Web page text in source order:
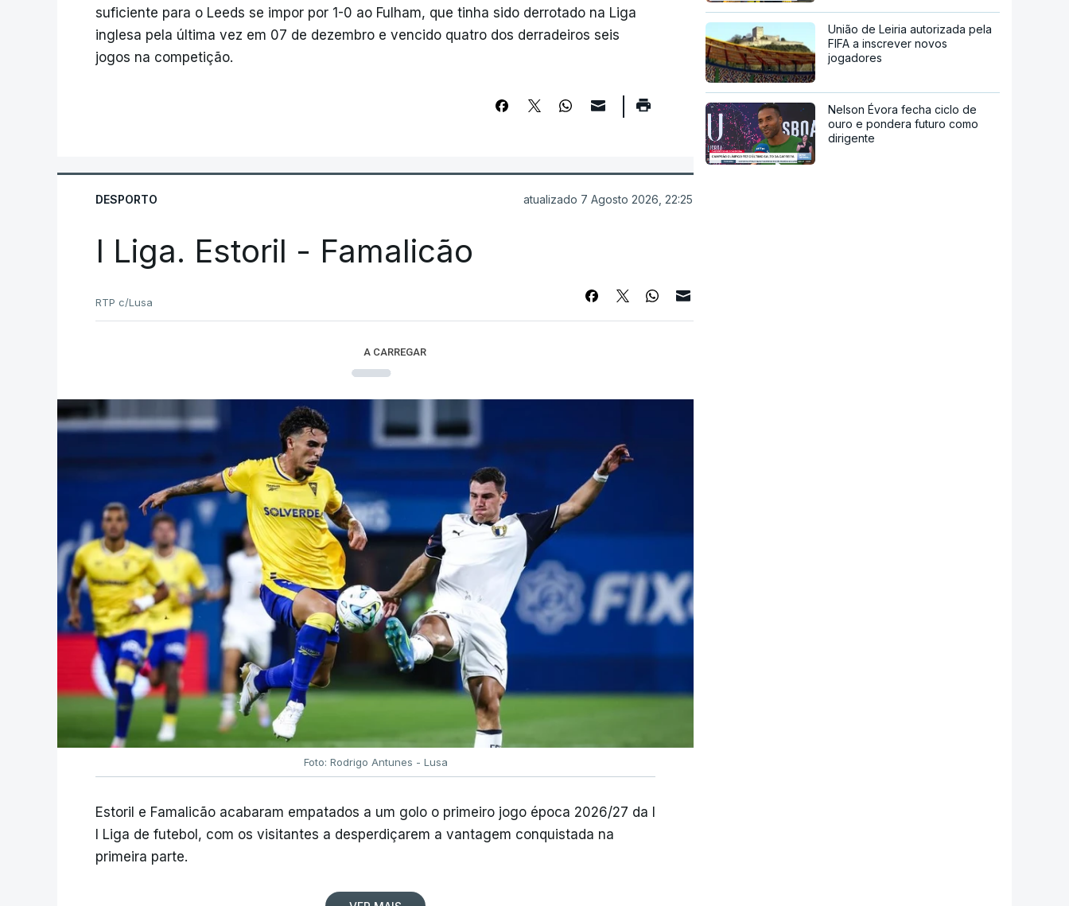
suficiente para o Leeds se impor por 1-0 ao Fulham, que tinha sido derrotado na Liga
inglesa pela última vez em 07 de dezembro e vencido quatro dos derradeiros seis
jogos na competição.
DESPORTO atualizado 7 Agosto 2026, 22:25
I Liga. Estoril - Famalicão
RTP c/Lusa
A CARREGAR
Foto: Rodrigo Antunes - Lusa
Estoril e Famalicão acabaram empatados a um golo o primeiro jogo época 2026/27 da I
I Liga de futebol, com os visitantes a desperdiçarem a vantagem conquistada na
primeira parte.
União de Leiria autorizada pela
FIFA a inscrever novos
jogadores
Nelson Évora fecha ciclo de
ouro e pondera futuro como
dirigente